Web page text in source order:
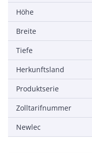
Höhe
Breite
Tiefe
Herkunftsland
Produktserie
Zolltarifnummer
Newlec